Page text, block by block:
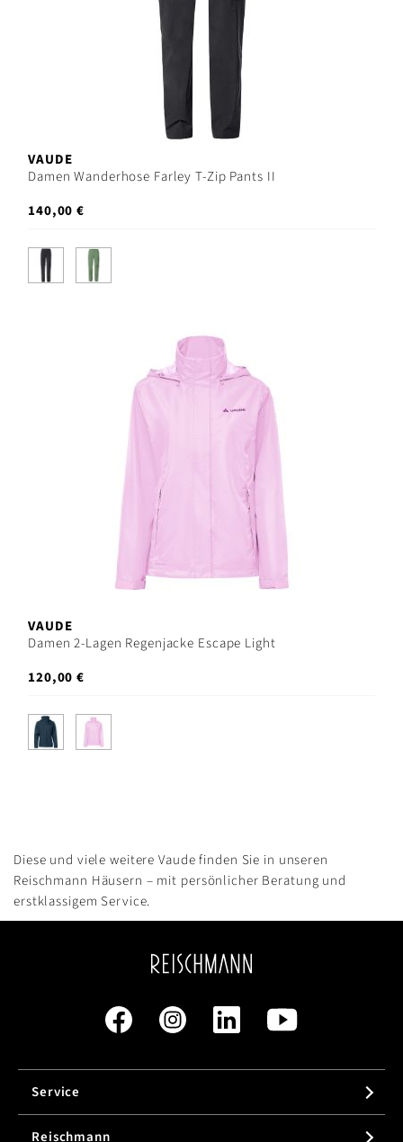
VAUDE
Damen Wanderhose Farley T-Zip Pants II
140,00 €
VAUDE
Damen 2-Lagen Regenjacke Escape Light
120,00 €
Diese und viele weitere Vaude finden Sie in unseren
Reischmann Häusern – mit persönlicher Beratung und
erstklassigem Service.
Service
Reischmann